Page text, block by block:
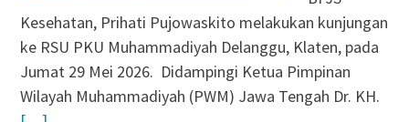
Kesehatan, Prihati Pujowaskito melakukan kunjungan
ke RSU PKU Muhammadiyah Delanggu, Klaten, pada
Jumat 29 Mei 2026. Didampingi Ketua Pimpinan
Wilayah Muhammadiyah (PWM) Jawa Tengah Dr. KH.